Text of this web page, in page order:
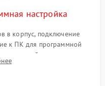
настройка
в корпус, подключение
к ПК для программной
настройки порогов
старения АКБ.